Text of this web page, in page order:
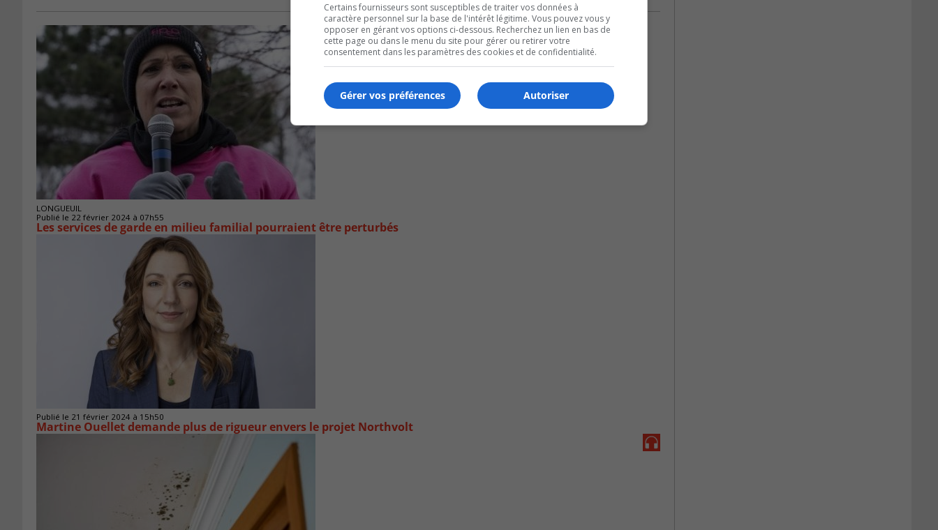
LONGUEUIL
Publié le 22 février 2024 à 07h55
Les services de garde en milieu familial pourraient être perturbés
Publié le 21 février 2024 à 15h50
Martine Ouellet demande plus de rigueur envers le projet Northvolt
Certains fournisseurs sont susceptibles de traiter vos données à
caractère personnel sur la base de l'intérêt légitime. Vous pouvez vous y
opposer en gérant vos options ci-dessous. Recherchez un lien en bas de
cette page ou dans le menu du site pour gérer ou retirer votre
consentement dans les paramètres des cookies et de confidentialité.
Autoriser
Gérer vos préférences